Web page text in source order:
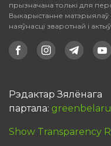
прызначана толькі для
Выкарыстанне
наяўнасці зваротнай і
Рэдактар Зялёнага
партала:
Show Transparency